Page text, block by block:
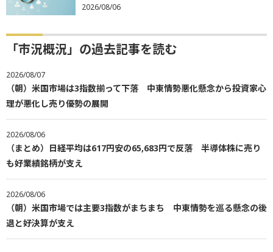
2026/08/06
「市況概況」の過去記事を読む
2026/08/07
（朝）米国市場は3指数揃って下落 中東情勢悪化懸念から投資家心
理が悪化し売り優勢の展開
2026/08/06
（まとめ）日経平均は617円安の65,683円で反落 半導体株に売り
も好業績銘柄が支え
2026/08/06
（朝）米国市場では主要3指数がまちまち 中東情勢を巡る懸念の後
退と好決算が支え